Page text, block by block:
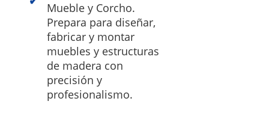
Mueble y Corcho.
Prepara para diseñar,
fabricar y montar
muebles y estructuras
de madera con
precisión y
profesionalismo.